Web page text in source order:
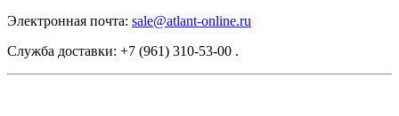
Электронная почта: sale@atlant-online.ru
Служба доставки: +7 (961) 310-53-00 .